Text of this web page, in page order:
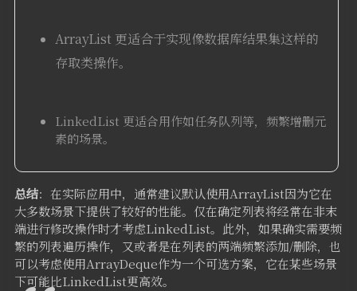
ArrayList 更适合于实现像数据库结果集这样的
存取类操作。
LinkedList 更适合用作如任务队列等，频繁增删元
素的场景。
总结：在实际应用中，通常建议默认使用ArrayList因为它在
大多数场景下提供了较好的性能。仅在确定列表将经常在非末
端进行修改操作时才考虑LinkedList。此外，如果确实需要频
繁的列表遍历操作，又或者是在列表的两端频繁添加/删除，也
可以考虑使用ArrayDeque作为一个可选方案，它在某些场景
下可能比LinkedList更高效。